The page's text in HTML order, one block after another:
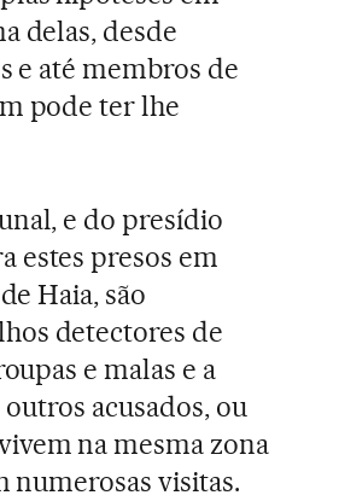
delas, desde
e até membros de
pode ter lhe
e do presídio
estes presos em
Haia, são
detectores de
e malas e a
acusados, ou
na mesma zona
numerosas visitas.